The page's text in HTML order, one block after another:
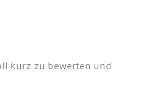
kurz zu bewerten und